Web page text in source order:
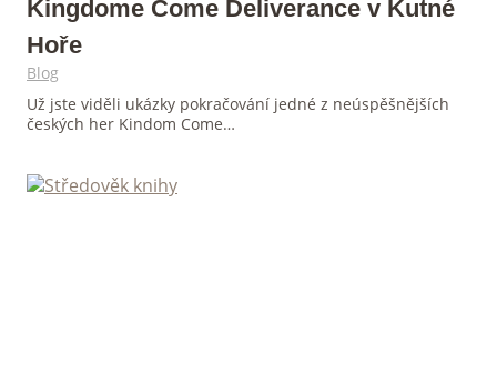
Kingdome Come Deliverance v Kutné
Hoře
Blog
Už jste viděli ukázky pokračování jedné z neúspěšnějších
českých her Kindom Come…